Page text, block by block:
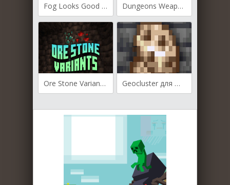
Fog Looks Good Now для Майнкрафт [1.20.2, 1.19.4, 1.19.2] Dungeons Weaponry для Майнкрафт [1.20.1, 1.19.4]
Ore Stone Variants для Майнкрафт [1.18.2, 1.16.5, 1.14.4] Geocluster для Майнкрафт 1.19.4